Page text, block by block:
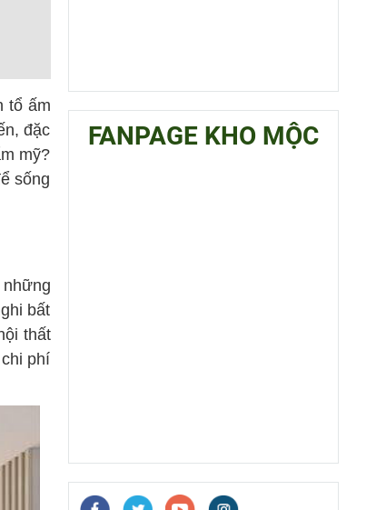
tổ ấm
đặc
mỹ?
sống
bất
thất
phí
FANPAGE KHO MỘC